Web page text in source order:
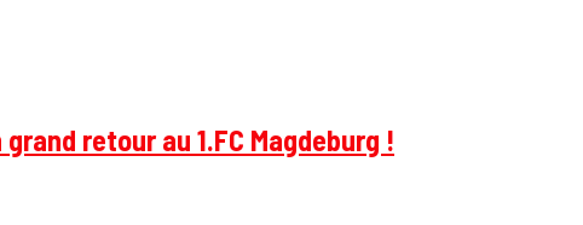
retour au 1.FC Magdeburg !